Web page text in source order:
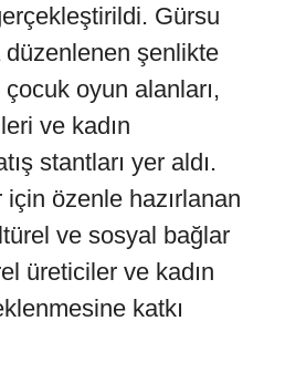
Gürsu
düzenlenen şenlikte
çocuk oyun alanları,
ve kadın
stantları yer aldı.
özenle hazırlanan
ve sosyal bağlar
üreticiler ve kadın
katkı